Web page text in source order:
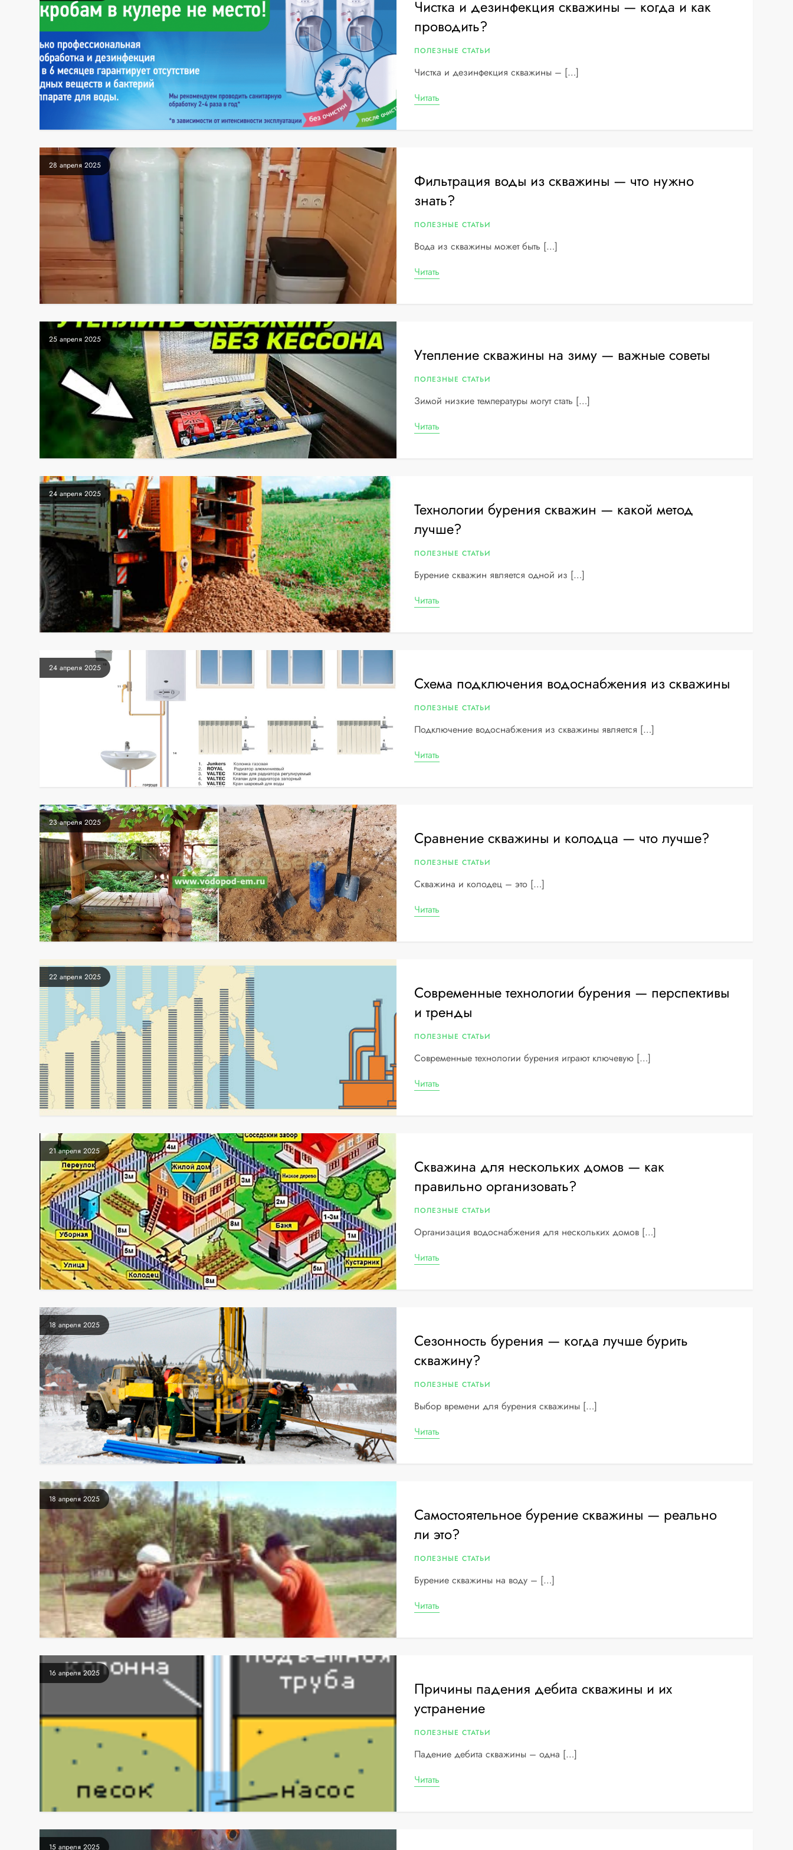
Чистка и дезинфекция скважины — когда и как
проводить?
ПОЛЕЗНЫЕ СТАТЬИ
Чистка и дезинфекция скважины – […]
Читать
28 апреля 2025
Фильтрация воды из скважины — что нужно
знать?
ПОЛЕЗНЫЕ СТАТЬИ
Вода из скважины может быть […]
Читать
25 апреля 2025
Утепление скважины на зиму — важные советы
ПОЛЕЗНЫЕ СТАТЬИ
Зимой низкие температуры могут стать […]
Читать
24 апреля 2025
Технологии бурения скважин — какой метод
лучше?
ПОЛЕЗНЫЕ СТАТЬИ
Бурение скважин является одной из […]
Читать
24 апреля 2025
Схема подключения водоснабжения из скважины
ПОЛЕЗНЫЕ СТАТЬИ
Подключение водоснабжения из скважины является […]
Читать
23 апреля 2025
Сравнение скважины и колодца — что лучше?
ПОЛЕЗНЫЕ СТАТЬИ
Скважина и колодец – это […]
Читать
22 апреля 2025
Современные технологии бурения — перспективы
и тренды
ПОЛЕЗНЫЕ СТАТЬИ
Современные технологии бурения играют ключевую […]
Читать
21 апреля 2025
Скважина для нескольких домов — как
правильно организовать?
ПОЛЕЗНЫЕ СТАТЬИ
Организация водоснабжения для нескольких домов […]
Читать
18 апреля 2025
Сезонность бурения — когда лучше бурить
скважину?
ПОЛЕЗНЫЕ СТАТЬИ
Выбор времени для бурения скважины […]
Читать
18 апреля 2025
Самостоятельное бурение скважины — реально
ли это?
ПОЛЕЗНЫЕ СТАТЬИ
Бурение скважины на воду – […]
Читать
16 апреля 2025
Причины падения дебита скважины и их
устранение
ПОЛЕЗНЫЕ СТАТЬИ
Падение дебита скважины – одна […]
Читать
15 апреля 2025